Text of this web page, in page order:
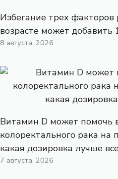
Избегание трех факторов
возрасте может добавить
8 августа, 2026
Витамин D может помочь
колоректального рака на
какая дозировка лучше
7 августа, 2026